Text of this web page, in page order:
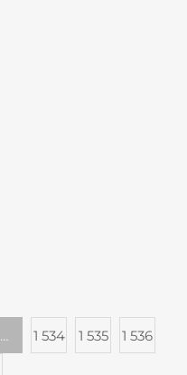
… 1 534 1 535 1 536